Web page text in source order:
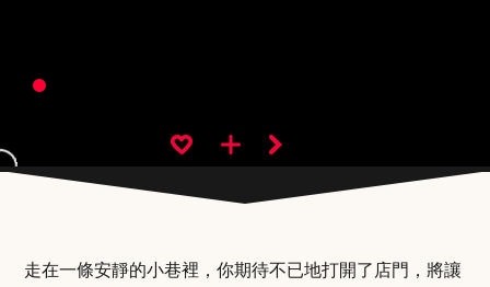
走在一條安靜的小巷裡，你期待不已地打開了店門，將讓